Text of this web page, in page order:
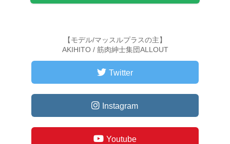
【モデル/マッスルプラスの主】
AKIHITO / 筋肉紳士集団ALLOUT
Twitter
Instagram
Youtube